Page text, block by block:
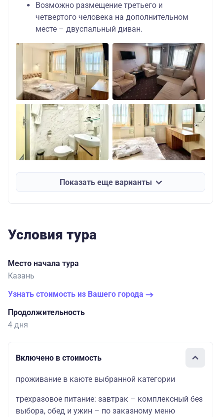
Возможно размещение третьего и
четвертого человека на дополнительном
месте – двуспальный диван.
Показать еще варианты
Условия тура
Место начала тура
Казань
Узнать стоимость из Вашего города
Продолжительность
4 дня
Включено в стоимость
проживание в каюте выбранной категории
трехразовое питание: завтрак – комплексный без
выбора, обед и ужин – по заказному меню